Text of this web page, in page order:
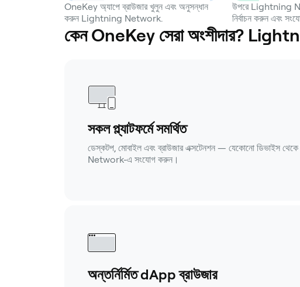
OneKey অ্যাপে ব্রাউজার খুলুন এবং অনুসন্ধান
করুন Lightning Network.
উপরে Lightning
নির্বাচন করুন এবং
কেন OneKey সেরা অংশীদার?
সকল প্ল্যাটফর্মে সমর্থিত
ডেস্কটপ, মোবাইল এবং ব্রাউজার এক্সটেনশন — যেকোনো ডিভাইস
Network-এ সংযোগ করুন।
অন্তর্নির্মিত dApp ব্রাউজার